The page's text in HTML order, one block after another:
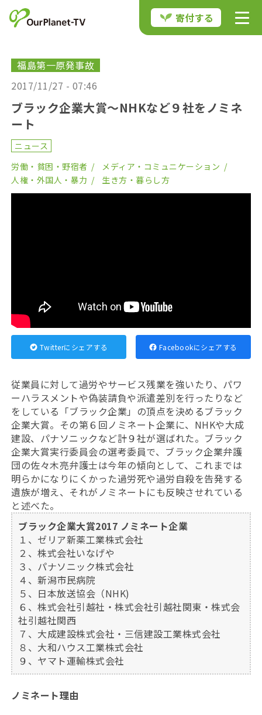
寄付する
福島第一原発事故
2017/11/27 - 07:46
ブラック企業大賞〜NHKなど９社をノミネ
ート
ニュース
労働・貧困・野宿者
メディア・コミュニケーション
人権・外国人・暴力
生き方・暮らし方
Twitterにシェアする Facebookにシェアする
従業員に対して過労やサービス残業を強いたり、パワ
ーハラスメントや偽装請負や派遣差別を行ったりなど
をしている「ブラック企業」の頂点を決めるブラック
企業大賞。その第６回ノミネート企業に、NHKや大成
建設、パナソニックなど計９社が選ばれた。ブラック
企業大賞実行委員会の選考委員で、ブラック企業弁護
団の佐々木亮弁護士は今年の傾向として、これまでは
明らかになりにくかった過労死や過労自殺を告発する
遺族が増え、それがノミネートにも反映させれている
と述べた。
ブラック企業大賞2017 ノミネート企業
１、ゼリア新薬工業株式会社
２、株式会社いなげや
３、パナソニック株式会社
４、新潟市民病院
５、日本放送協会（NHK)
６、株式会社引越社・株式会社引越社関東・株式会
社引越社関西
７、大成建設株式会社・三信建設工業株式会社
８、大和ハウス工業株式会社
９、ヤマト運輸株式会社
ノミネート理由